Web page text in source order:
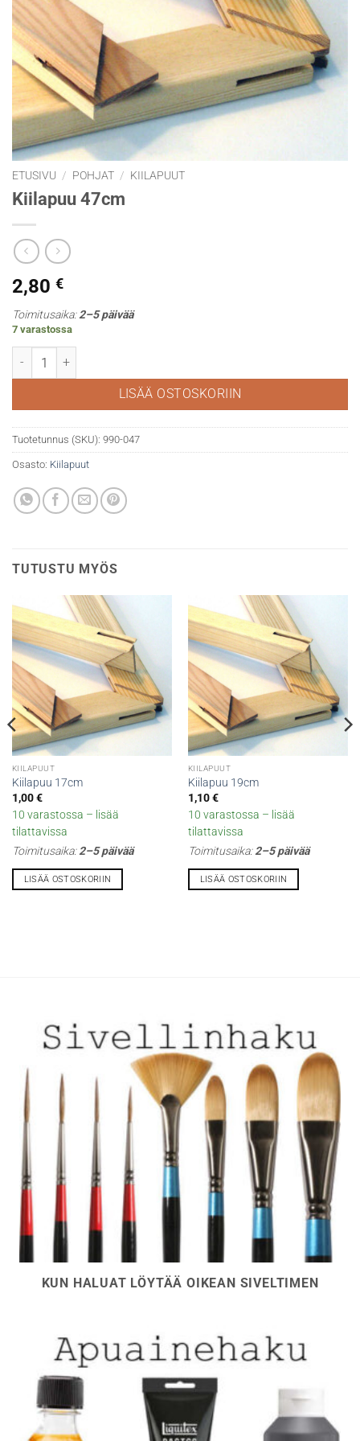
ETUSIVU / POHJAT / KIILAPUUT
Kiilapuu 47cm
2,80 €
Toimitusaika:2–5 päivää
7 varastossa
Kiilapuu 47cm määrä
LISÄÄ OSTOSKORIIN
Tuotetunnus (SKU): 990-047
Osasto: Kiilapuut
TUTUSTU MYÖS
KIILAPUUT
Kiilapuu 17cm
1,00€
10 varastossa – lisää
tilattavissa
Toimitusaika:2–5 päivää
LISÄÄ OSTOSKORIIN
KIILAPUUT
Kiilapuu 19cm
1,10€
10 varastossa – lisää
tilattavissa
Toimitusaika:2–5 päivää
LISÄÄ OSTOSKORIIN
KUN HALUAT LÖYTÄÄ OIKEAN SIVELTIMEN